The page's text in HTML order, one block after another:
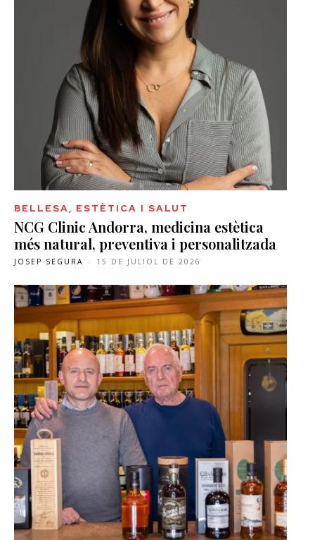
BELLESA, ESTÈTICA I SALUT
NCG Clinic Andorra, medicina estètica
més natural, preventiva i personalitzada
JOSEP SEGURA - 15 DE JULIOL DE 2026